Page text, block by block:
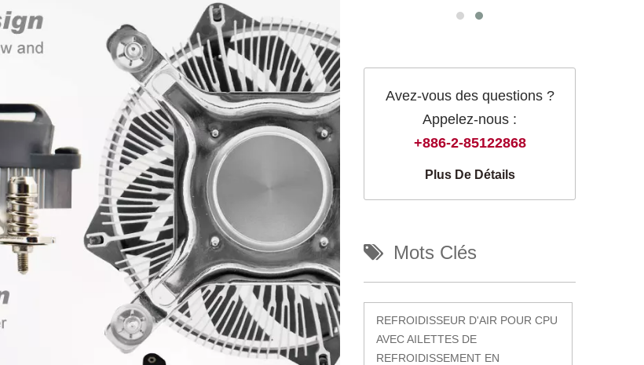
Avez-vous des questions ?
Appelez-nous :
+886-2-85122868
Plus De Détails
Mots Clés
REFROIDISSEUR D'AIR POUR CPU
AVEC AILETTES DE
REFROIDISSEMENT EN